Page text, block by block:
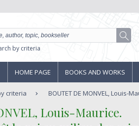
by criteria
HOME PAGE BOOKS AND WORKS
criteria BOUTET DE MONVEL, Louis-
Louis-Maurice.‎